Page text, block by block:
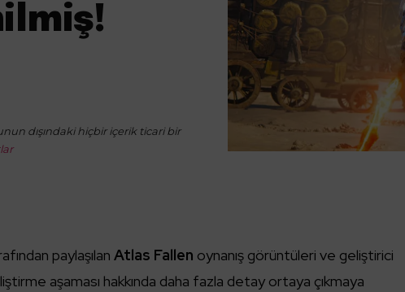
dışındaki hiçbir içerik ticari bir
paylaşılanAtlas Fallen oynanış görüntüleri ve geliştirici
aşaması hakkında daha fazla detay ortaya çıkmaya